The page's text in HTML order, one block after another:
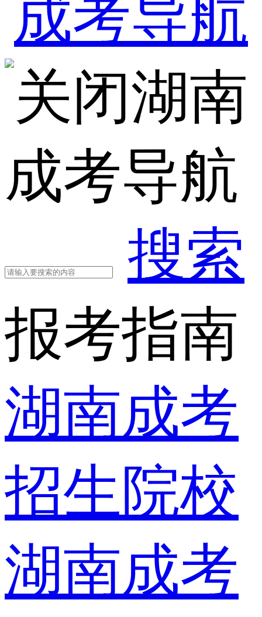
湖南
成考导航
搜索
报考指南
湖南成考
招生院校
湖南成考